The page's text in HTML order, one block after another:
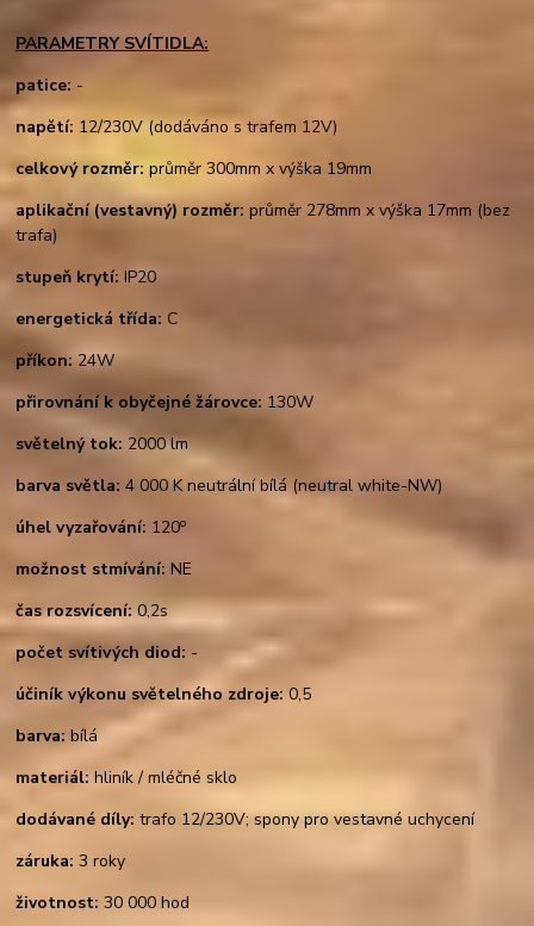
PARAMETRY SVÍTIDLA:
patice: -
napětí: 12/230V (dodáváno s trafem 12V)
celkový rozměr: průměr 300mm x výška 19mm
aplikační (vestavný) rozměr:průměr 278mm x výška 17mm (bez
trafa)
stupeň krytí:IP20
energetická třída: C
příkon:24W
přirovnání k obyčejné žárovce: 130W
světelný tok: 2000 lm
barva světla: 4 000 K neutrální bílá (neutral white-NW)
úhel vyzařování: 120o
možnost stmívání: NE
čas rozsvícení: 0,2s
počet svítivých diod: -
účiník výkonu světelného zdroje: 0,5
barva:bílá
materiál:hliník / mléčné sklo
dodávané díly:trafo 12/230V; spony pro vestavné uchycení
záruka: 3 roky
životnost: 30 000 hod